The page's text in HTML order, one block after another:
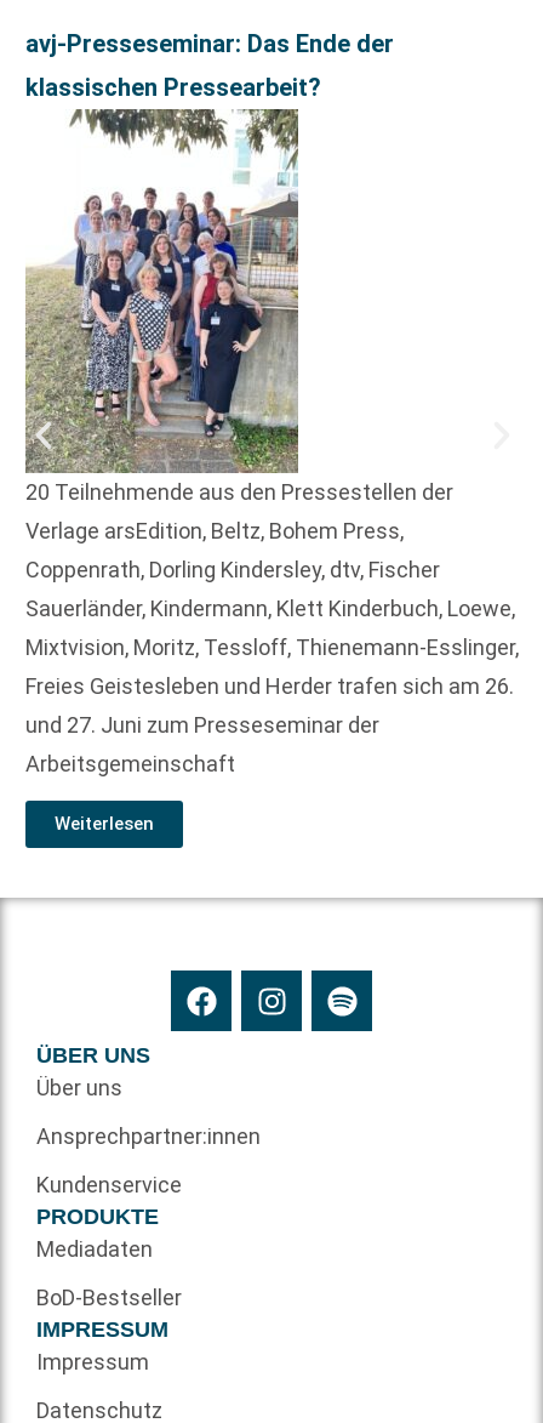
avj-Presseseminar: Das Ende der
klassischen Pressearbeit?
20 Teilnehmende aus den Pressestellen der
Verlage arsEdition, Beltz, Bohem Press,
Coppenrath, Dorling Kindersley, dtv, Fischer
Sauerländer, Kindermann, Klett Kinderbuch, Loewe,
Mixtvision, Moritz, Tessloff, Thienemann-Esslinger,
Freies Geistesleben und Herder trafen sich am 26.
und 27. Juni zum Presseseminar der
Arbeitsgemeinschaft
Weiterlesen
ÜBER UNS
Über uns
Ansprechpartner:innen
Kundenservice
PRODUKTE
Mediadaten
BoD-Bestseller
IMPRESSUM
Impressum
Datenschutz